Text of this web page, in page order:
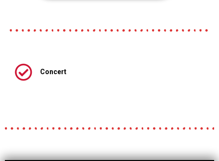
Concert